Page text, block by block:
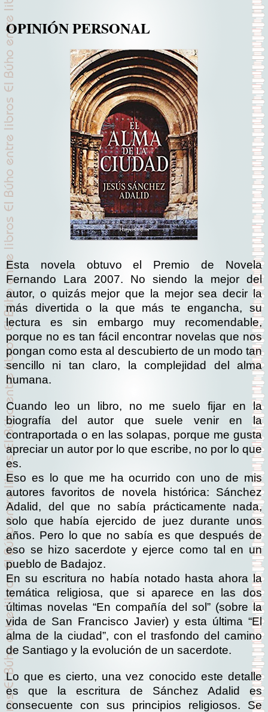
OPINIÓN PERSONAL
Esta novela obtuvo el Premio de Novela
Fernando Lara 2007. No siendo la mejor del
autor, o quizás mejor que la mejor sea decir la
más divertida o la que más te engancha, su
lectura es sin embargo muy recomendable,
porque no es tan fácil encontrar novelas que nos
pongan como esta al descubierto de un modo tan
sencillo ni tan claro, la complejidad del alma
humana.
Cuando leo un libro, no me suelo fijar en la
biografía del autor que suele venir en la
contraportada o en las solapas, porque me gusta
apreciar un autor por lo que escribe, no por lo que
es.
Eso es lo que me ha ocurrido con uno de mis
autores favoritos de novela histórica: Sánchez
Adalid, del que no sabía prácticamente nada,
solo que había ejercido de juez durante unos
años. Pero lo que no sabía es que después de
eso se hizo sacerdote y ejerce como tal en un
pueblo de Badajoz.
En su escritura no había notado hasta ahora la
temática religiosa, que si aparece en las dos
últimas novelas “En compañía del sol” (sobre la
vida de San Francisco Javier) y esta última “El
alma de la ciudad”, con el trasfondo del camino
de Santiago y la evolución de un sacerdote.
Lo que es cierto, una vez conocido este detalle
es que la escritura de Sánchez Adalid es
consecuente con sus principios religiosos. Se